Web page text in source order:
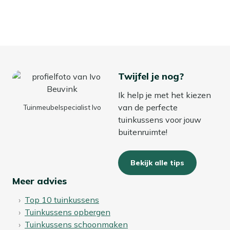
Tuinmeubelspecialist Ivo
Twijfel je nog?
Ik help je met het kiezen
van de perfecte
tuinkussens voor jouw
buitenruimte!
Bekijk alle tips
Meer advies
Top 10 tuinkussens
Tuinkussens opbergen
Tuinkussens schoonmaken